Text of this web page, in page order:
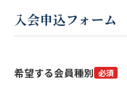
入会申込フォーム
希望する会員種別 必須